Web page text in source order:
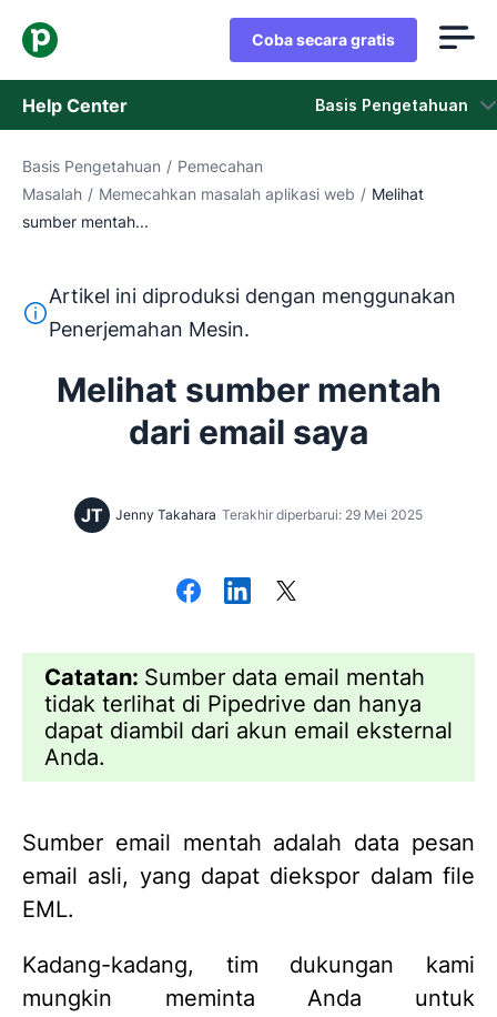
Coba secara gratis
Help Center Basis Pengetahuan
Basis Pengetahuan
Status
Basis Pengetahuan / Pemecahan
Masalah / Memecahkan masalah aplikasi web / Melihat
sumber mentah...
Teks ini diterjemahkan dari bahasa Inggris dengan
Artikel ini diproduksi dengan menggunakan
Penerjemahan Mesin.
Melihat sumber mentah
dari email saya
JT Jenny Takahara Terakhir diperbarui: 29 Mei 2025
Catatan: Sumber data email mentah
tidak terlihat di Pipedrive dan hanya
dapat diambil dari akun email eksternal
Anda.
Sumber email mentah adalah data pesan
email asli, yang dapat diekspor dalam file
EML.
Kadang-kadang, tim dukungan kami
mungkin meminta Anda untuk